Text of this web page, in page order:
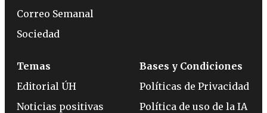
Correo Semanal
Sociedad
Temas
Editorial ÚH
Noticias positivas
Bases y Condiciones
Políticas de Privacidad
Política de uso de la IA